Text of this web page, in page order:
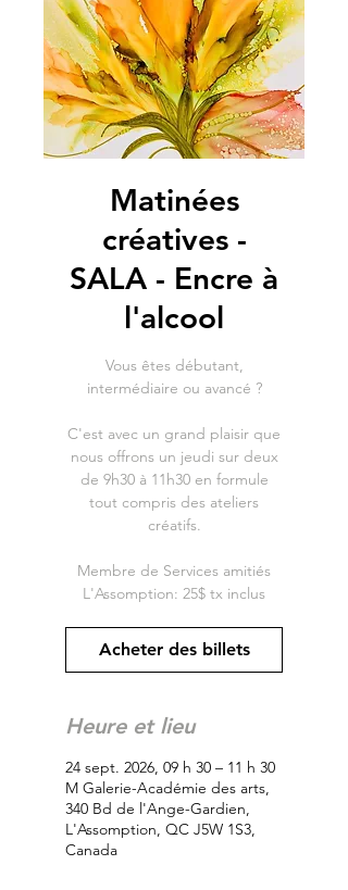
Matinées
créatives -
SALA - Encre à
l'alcool
Vous êtes débutant,
intermédiaire ou avancé ?
C'est avec un grand plaisir que
nous offrons un jeudi sur deux
de 9h30 à 11h30 en formule
tout compris des ateliers
créatifs.
Membre de Services amitiés
L'Assomption: 25$ tx inclus
Acheter des billets
Heure et lieu
24 sept. 2026, 09 h 30 – 11 h 30
M Galerie-Académie des arts,
340 Bd de l'Ange-Gardien,
L'Assomption, QC J5W 1S3,
Canada